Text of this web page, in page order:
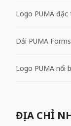
Logo PUMA
Dải PUMA
Logo PUMA nổi
ĐỊA CHỈ